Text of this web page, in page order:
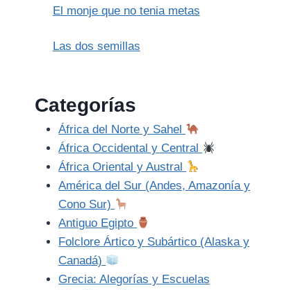
El monje que no tenia metas
Las dos semillas
Categorías
África del Norte y Sahel
África Occidental y Central
África Oriental y Austral
América del Sur (Andes, Amazonía y
Cono Sur)
Antiguo Egipto
Folclore Ártico y Subártico (Alaska y
Canadá)
Grecia: Alegorías y Escuelas